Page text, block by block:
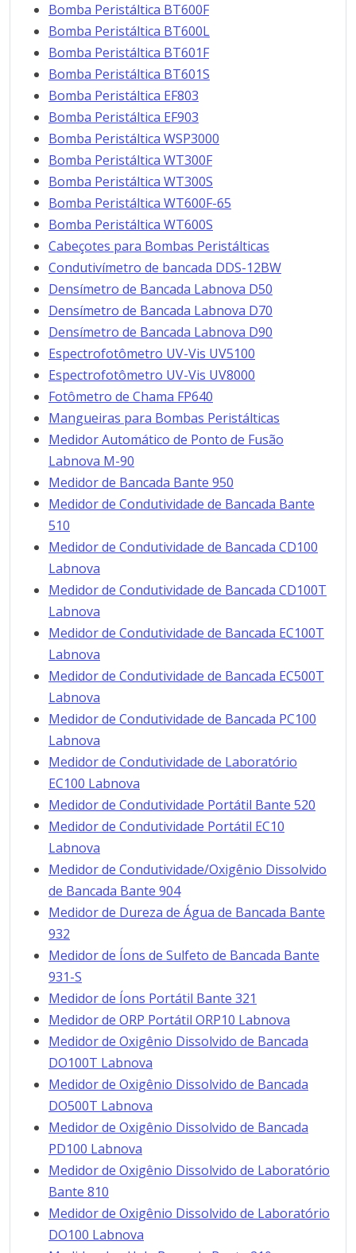
Bomba Peristáltica BT600F
Bomba Peristáltica BT600L
Bomba Peristáltica BT601F
Bomba Peristáltica BT601S
Bomba Peristáltica EF803
Bomba Peristáltica EF903
Bomba Peristáltica WSP3000
Bomba Peristáltica WT300F
Bomba Peristáltica WT300S
Bomba Peristáltica WT600F-65
Bomba Peristáltica WT600S
Cabeçotes para Bombas Peristálticas
Condutivímetro de bancada DDS-12BW
Densímetro de Bancada Labnova D50
Densímetro de Bancada Labnova D70
Densímetro de Bancada Labnova D90
Espectrofotômetro UV-Vis UV5100
Espectrofotômetro UV-Vis UV8000
Fotômetro de Chama FP640
Mangueiras para Bombas Peristálticas
Medidor Automático de Ponto de Fusão
Labnova M-90
Medidor de Bancada Bante 950
Medidor de Condutividade de Bancada Bante
510
Medidor de Condutividade de Bancada CD100
Labnova
Medidor de Condutividade de Bancada CD100T
Labnova
Medidor de Condutividade de Bancada EC100T
Labnova
Medidor de Condutividade de Bancada EC500T
Labnova
Medidor de Condutividade de Bancada PC100
Labnova
Medidor de Condutividade de Laboratório
EC100 Labnova
Medidor de Condutividade Portátil Bante 520
Medidor de Condutividade Portátil EC10
Labnova
Medidor de Condutividade/Oxigênio Dissolvido
de Bancada Bante 904
Medidor de Dureza de Água de Bancada Bante
932
Medidor de Íons de Sulfeto de Bancada Bante
931-S
Medidor de Íons Portátil Bante 321
Medidor de ORP Portátil ORP10 Labnova
Medidor de Oxigênio Dissolvido de Bancada
DO100T Labnova
Medidor de Oxigênio Dissolvido de Bancada
DO500T Labnova
Medidor de Oxigênio Dissolvido de Bancada
PD100 Labnova
Medidor de Oxigênio Dissolvido de Laboratório
Bante 810
Medidor de Oxigênio Dissolvido de Laboratório
DO100 Labnova